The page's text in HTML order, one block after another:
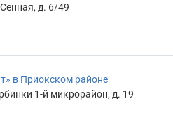
д. 6/49
в Приокском районе
1-й микрорайон, д. 19